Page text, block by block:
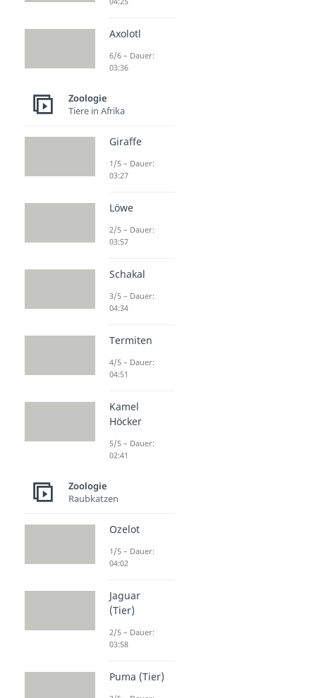
Axolotl
6/6 – Dauer:
03:36
Zoologie
Tiere in Afrika
Giraffe
1/5 – Dauer:
03:27
Löwe
2/5 – Dauer:
03:57
Schakal
3/5 – Dauer:
04:34
Termiten
4/5 – Dauer:
04:51
Kamel
Höcker
5/5 – Dauer:
02:41
Zoologie
Raubkatzen
Ozelot
1/5 – Dauer:
04:02
Jaguar
(Tier)
2/5 – Dauer:
03:58
Puma (Tier)